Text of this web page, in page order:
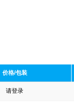
价格/包装
请登录